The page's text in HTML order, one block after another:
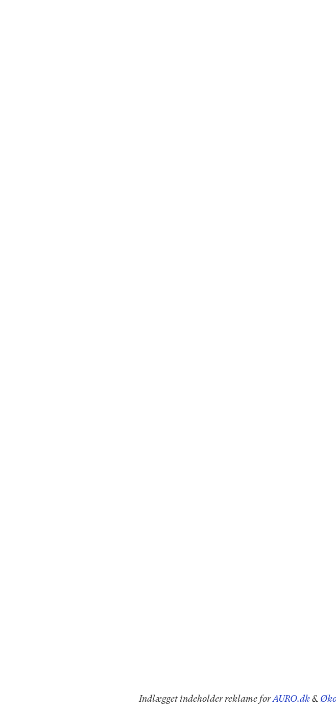
Indlægget indeholder reklame forAURO.dk&